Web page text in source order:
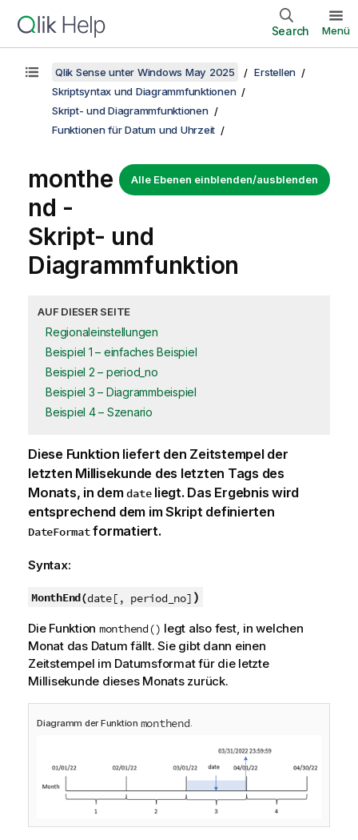
Search Menü
Qlik Sense unter Windows May 2025
Erstellen
Skriptsyntax und Diagrammfunktionen
Skript- und Diagrammfunktionen
Funktionen für Datum und Uhrzeit
Alle Ebenen einblenden/ausblenden
monthe
nd -
Skript- und
Diagrammfunktion
AUF DIESER SEITE
Regionaleinstellungen
Beispiel 1 – einfaches Beispiel
Beispiel 2 – period_no
Beispiel 3 – Diagrammbeispiel
Beispiel 4 – Szenario
Diese Funktion liefert den Zeitstempel der
letzten Millisekunde des letzten Tags des
Monats, in demdateliegt. Das Ergebnis wird
entsprechend dem im Skript definierten
DateFormatformatiert.
Syntax:
MonthEnd(date[, period_no] )
Die Funktion monthend() legt also fest, in welchen
Monat das Datum fällt. Sie gibt dann einen
Zeitstempel im Datumsformat für die letzte
Millisekunde dieses Monats zurück.
Diagramm der Funktion monthend